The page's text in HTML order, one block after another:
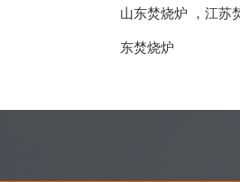
山东焚烧炉 ， 江苏
东焚烧炉